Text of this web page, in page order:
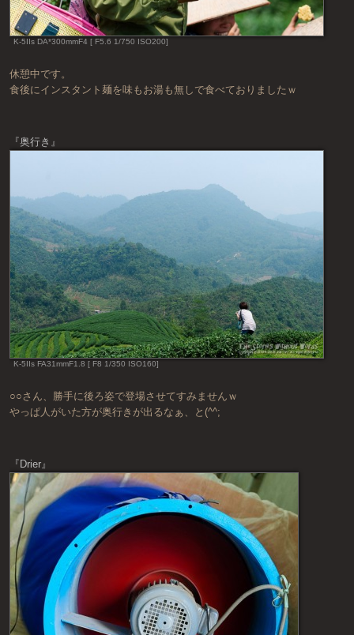
K-5IIs DA*300mmF4 [ F5.6 1/750 ISO200]
休憩中です。
食後にインスタント麺を味もお湯も無しで食べておりましたｗ
『奥行き』
K-5IIs FA31mmF1.8 [ F8 1/350 ISO160]
○○さん、勝手に後ろ姿で登場させてすみませんｗ
やっぱ人がいた方が奥行きが出るなぁ、と(^^;
『Drier』